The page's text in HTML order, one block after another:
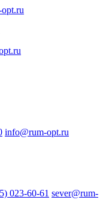
info@rum-opt.ru
023-60-61 sever@rum-